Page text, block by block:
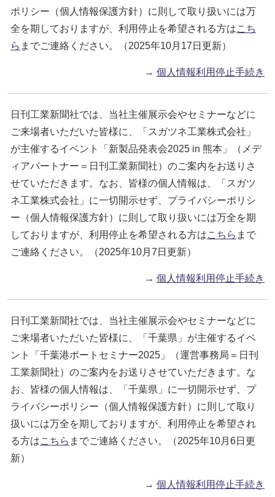
ポリシー（個人情報保護方針）に則して取り扱いには万
全を期しておりますが、利用停止を希望される方はこち
ら までご連絡ください。（2025年10月17日更新）
→ 個人情報利用停止手続き
日刊工業新聞社では、当社主催展示会やセミナーなどに
ご来場者いただいた皆様に、「スガツネ工業株式会社」
が主催するイベント「新製品発表会2025 in 熊本」（メデ
ィアパートナー＝日刊工業新聞社）のご案内をお送りさ
せていただきます。なお、皆様の個人情報は、「スガツ
ネ工業株式会社」に一切開示せず、プライバシーポリシ
ー（個人情報保護方針）に則して取り扱いには万全を期
しておりますが、利用停止を希望される方はこちら まで
ご連絡ください。（2025年10月7日更新）
→ 個人情報利用停止手続き
日刊工業新聞社では、当社主催展示会やセミナーなどに
ご来場者いただいた皆様に、「千葉県」が主催するイベ
ント「千葉港ポートセミナー2025」（運営事務局＝日刊
工業新聞社）のご案内をお送りさせていただきます。な
お、皆様の個人情報は、「千葉県」に一切開示せず、プ
ライバシーポリシー（個人情報保護方針）に則して取り
扱いには万全を期しておりますが、利用停止を希望され
る方はこちら までご連絡ください。（2025年10月6日更
新）
→ 個人情報利用停止手続き